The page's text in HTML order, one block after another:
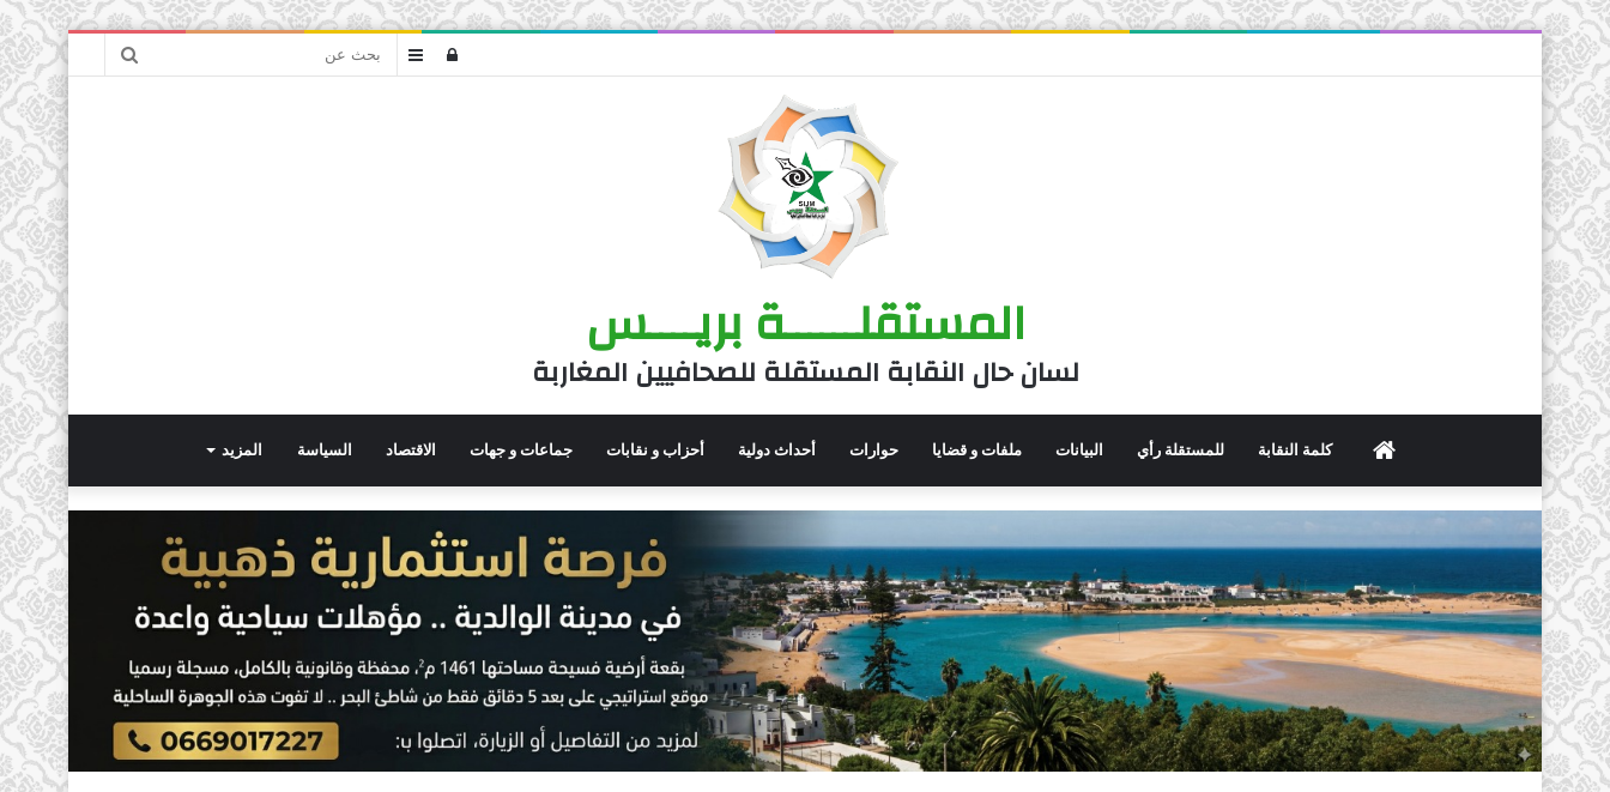
بحث
عمودتسجيل
المستقلــــــة بريــــس
لسان حال النقابة المستقلة للصحافيين المغاربة
الرئيسيةكلمة النقابة للمستقلة رأي البيانات ملفات و قضايا حوارات أحداث دولية أحزاب و نقابات جماعات و جهات الاقتصاد السياسة المزيد